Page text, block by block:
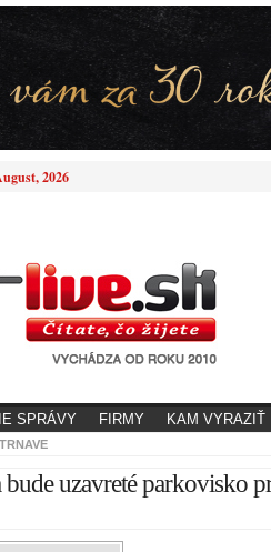
2026
SPRÁVY FIRMY KAM VYRAZIŤ
uzavreté parkovisko